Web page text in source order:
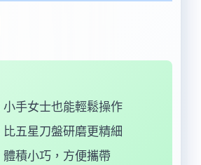
小手女士也能輕鬆操作
比五星刀盤研磨更精細
體積小巧，方便攜帶